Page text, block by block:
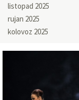
listopad 2025
rujan 2025
kolovoz 2025